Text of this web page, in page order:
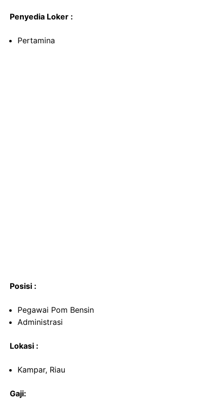
Penyedia Loker :
Pertamina
Posisi :
Pegawai Pom Bensin
Administrasi
Lokasi :
Kampar, Riau
Gaji: